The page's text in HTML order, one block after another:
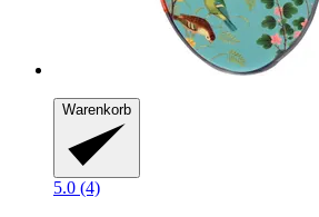
Warenkorb
5.0 (4)